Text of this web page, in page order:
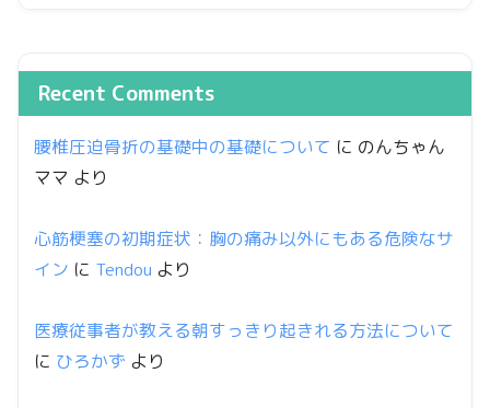
Recent Comments
腰椎圧迫骨折の基礎中の基礎について に のんちゃん
ママ より
心筋梗塞の初期症状：胸の痛み以外にもある危険なサ
イン に Tendou より
医療従事者が教える朝すっきり起きれる方法について
に ひろかず より